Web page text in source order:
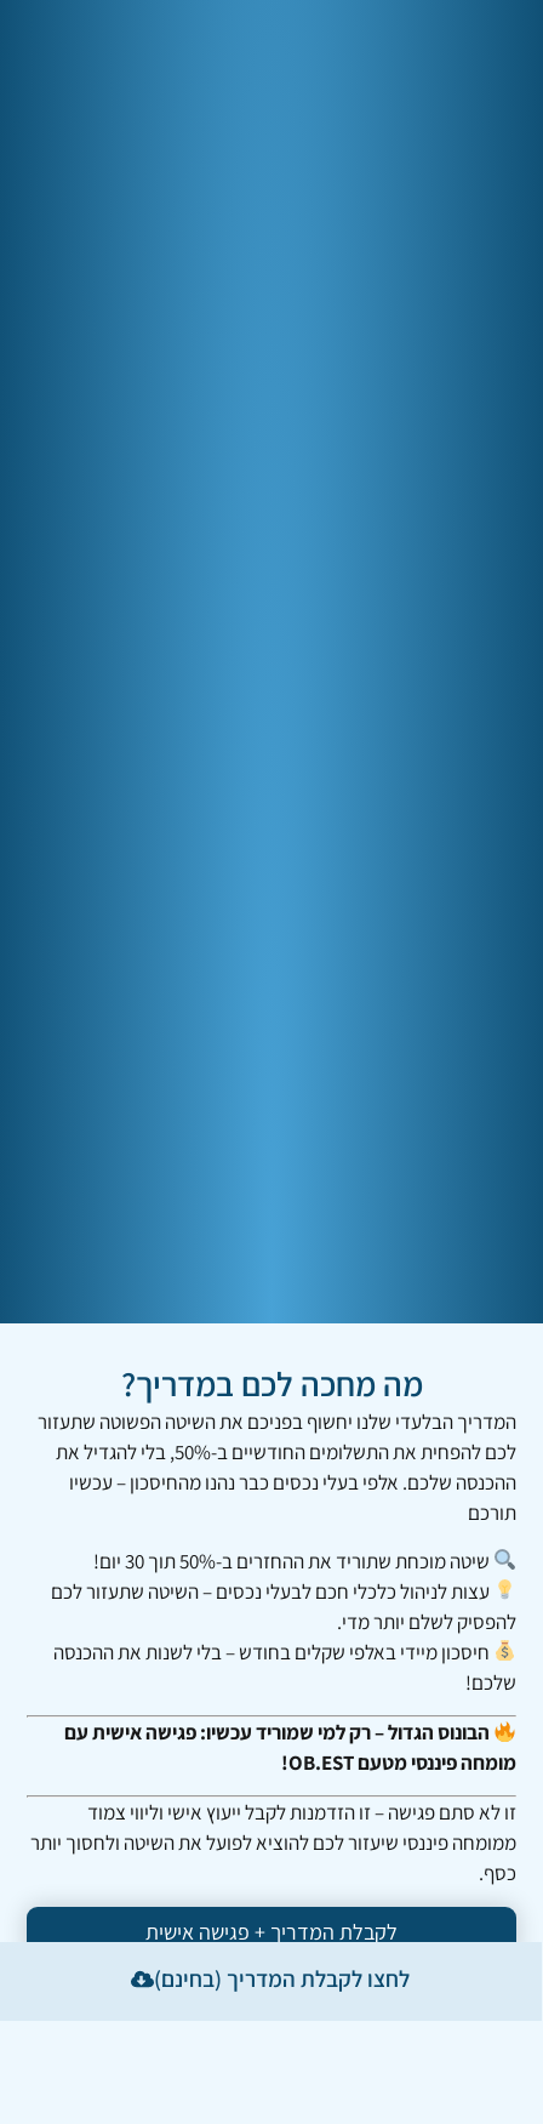
מה מחכה לכם במדריך?
המדריך הבלעדי שלנו יחשוף בפניכם את השיטה הפשוטה שתעזור
לכם להפחית את התשלומים החודשיים ב-50%, בלי להגדיל את
ההכנסה שלכם. אלפי בעלי נכסים כבר נהנו מהחיסכון – עכשיו
תורכם
שיטה מוכחת שתוריד את ההחזרים ב-50% תוך 30 יום!
עצות לניהול כלכלי חכם לבעלי נכסים – השיטה שתעזור לכם
להפסיק לשלם יותר מדי.
חיסכון מיידי באלפי שקלים בחודש – בלי לשנות את ההכנסה
שלכם!
הבונוס הגדול – רק למי שמוריד עכשיו: פגישה אישית עם
מומחה פיננסי מטעם OB.EST!
זו לא סתם פגישה – זו הזדמנות לקבל ייעוץ אישי וליווי צמוד
ממומחה פיננסי שיעזור לכם להוציא לפועל את השיטה ולחסוך יותר
כסף.
לקבלת המדריך + פגישה אישית
לחצו לקבלת המדריך (בחינם)